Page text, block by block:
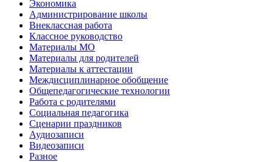
Экономика
Администрирование школы
Внеклассная работа
Классное руководство
Материалы МО
Материалы для родителей
Материалы к аттестации
Междисциплинарное обобщение
Общепедагогические технологии
Работа с родителями
Социальная педагогика
Сценарии праздников
Аудиозаписи
Видеозаписи
Разное